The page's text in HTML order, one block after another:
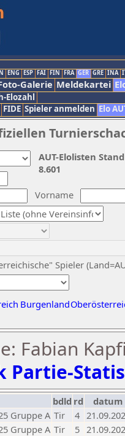
ENG ESP FAI FIN FRA GER GRE INA
Galerie Meldekartei
Elozahl
FIDE Spieler anmelden Elo
Vorname
Spieler
Burgenland
AUT-Elolisten
8.601
Fabian
Partie-
bdld rd
datum
Gruppe A Tir 4
Gruppe A Tir 5